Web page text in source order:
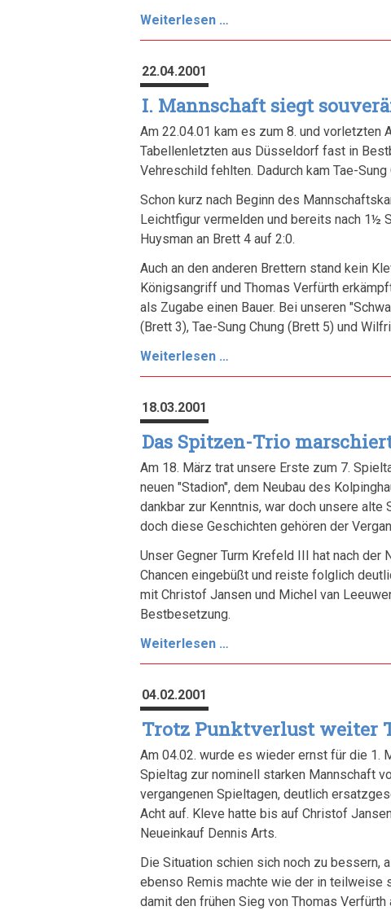
Weiterlesen …
Grande
22.04.2001
I. Mannschaft siegt
Am 22.04.01 kam es zum 8. und vorletzten
Tabellenletzten aus Düsseldorf fast in
Vehreschild fehlten. Dadurch kam Tae-
Schon kurz nach Beginn des
Leichtfigur vermelden und bereits nach 1½
Huysman an Brett 4 auf 2:0.
Auch an den anderen Brettern stand kein
Königsangriff und Thomas Verfürth
als Zugabe einen Bauer. Bei unseren
(Brett 3), Tae-Sung Chung (Brett 5) und
Weiterlesen …
Mannschaft
gegen
Düsseldorfer
SV
1854
18.03.2001
Das Spitzen-Trio
Am 18. März trat unsere Erste zum 7.
neuen "Stadion", dem Neubau des
dankbar zur Kenntnis, war doch unsere
doch diese Geschichten gehören der
Unser Gegner Turm Krefeld III hat nach
Chancen eingebüßt und reiste folglich
mit Christof Jansen und Michel van
Bestbesetzung.
Weiterlesen …
Spitzen-
04.02.2001
Trotz Punktverlust weiter
Am 04.02. wurde es wieder ernst für die 1.
Spieltag zur nominell starken Mannschaft
vergangenen Spieltagen, deutlich
Acht auf. Kleve hatte bis auf Christof
Neueinkauf Dennis Arts.
Die Situation schien sich noch zu bessern,
ebenso Remis machte wie der in teilweise
damit den frühen Sieg von Thomas